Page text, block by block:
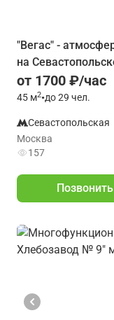
"Вегас" -
на
от 1700 ₽/час
45 м2•до 29 чел.
Севастопольская
Москва
157
Позвонить